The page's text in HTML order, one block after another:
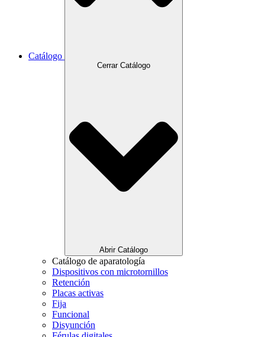
Catálogo
Cerrar Catálogo
Abrir Catálogo
Catálogo de aparatología
Dispositivos con microtornillos
Retención
Placas activas
Fija
Funcional
Disyunción